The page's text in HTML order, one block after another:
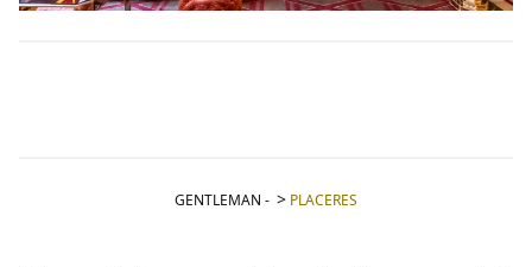
GENTLEMAN - PLACERES